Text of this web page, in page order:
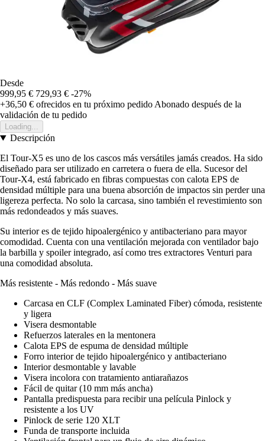
Desde
999,95 € 729,93 € -27%
+36,50 € ofrecidos en tu próximo pedido Abonado después de la
validación de tu pedido
Loading...
Descripción
El Tour-X5 es uno de los cascos más versátiles jamás creados. Ha sido
diseñado para ser utilizado en carretera o fuera de ella. Sucesor del
Tour-X4, está fabricado en fibras compuestas con calota EPS de
densidad múltiple para una buena absorción de impactos sin perder una
ligereza perfecta. No solo la carcasa, sino también el revestimiento son
más redondeados y más suaves.
Su interior es de tejido hipoalergénico y antibacteriano para mayor
comodidad. Cuenta con una ventilación mejorada con ventilador bajo
la barbilla y spoiler integrado, así como tres extractores Venturi para
una comodidad absoluta.
Más resistente - Más redondo - Más suave
Carcasa en CLF (Complex Laminated Fiber) cómoda, resistente
y ligera
Visera desmontable
Refuerzos laterales en la mentonera
Calota EPS de espuma de densidad múltiple
Forro interior de tejido hipoalergénico y antibacteriano
Interior desmontable y lavable
Visera incolora con tratamiento antiarañazos
Fácil de quitar (10 mm más ancha)
Pantalla predispuesta para recibir una película Pinlock y
resistente a los UV
Pinlock de serie 120 XLT
Funda de transporte incluida